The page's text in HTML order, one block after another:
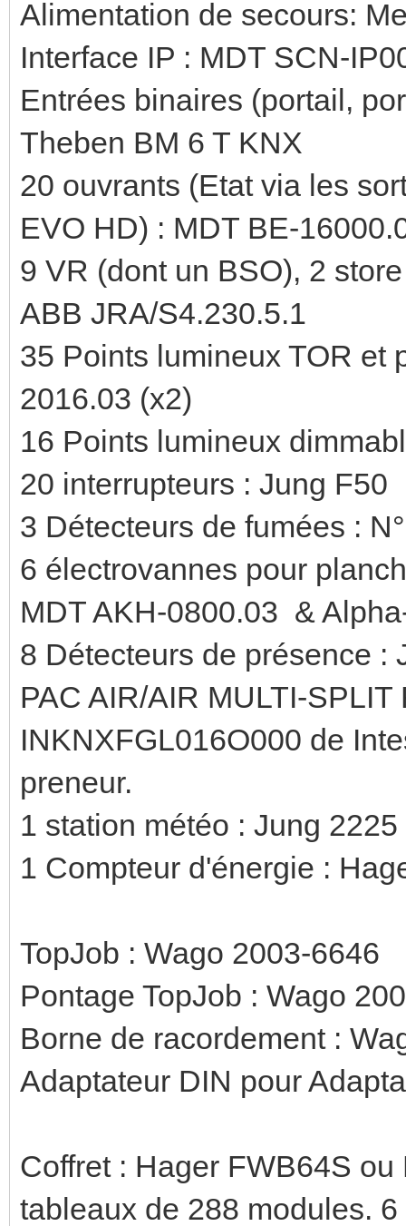
Alimentation de secours:
Interface IP : MDT SCN-
Entrées binaires (portail,
Theben BM 6 T KNX
20 ouvrants (Etat via les
EVO HD) : MDT BE-
9 VR (dont un BSO), 2
ABB JRA/S4.230.5.1
35 Points lumineux TOR et
2016.03 (x2)
16 Points lumineux
20 interrupteurs : Jung F50
3 Détecteurs de fumées :
6 électrovannes pour
MDT AKH-0800.03 &
8 Détecteurs de présence :
PAC AIR/AIR MULTI-
INKNXFGL016O000 de
preneur.
1 station météo : Jung
1 Compteur d'énergie :
TopJob : Wago 2003-6646
Pontage TopJob : Wago
Borne de racordement :
Adaptateur DIN pour
Coffret : Hager FWB64S
tableaux de 288 modules.